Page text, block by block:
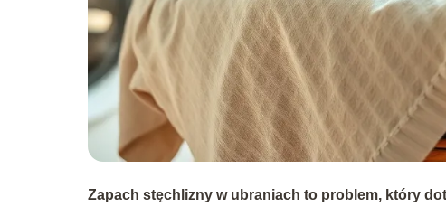
Zapach stęchlizny w ubraniach to problem, który